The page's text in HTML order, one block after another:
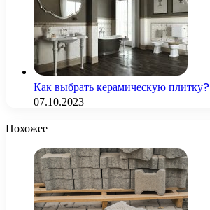
Как выбрать керамическую плитку?
07.10.2023
Похожее